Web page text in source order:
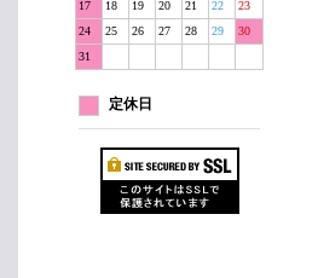
17 18 19 20 21 22
23
24
25 26 27 28 29
30
31
定休日